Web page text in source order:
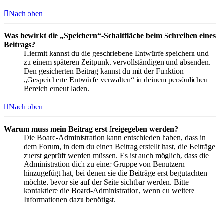
Nach oben
Was bewirkt die „Speichern“-Schaltfläche beim Schreiben eines
Beitrags?
Hiermit kannst du die geschriebene Entwürfe speichern und
zu einem späteren Zeitpunkt vervollständigen und absenden.
Den gesicherten Beitrag kannst du mit der Funktion
„Gespeicherte Entwürfe verwalten“ in deinem persönlichen
Bereich erneut laden.
Nach oben
Warum muss mein Beitrag erst freigegeben werden?
Die Board-Administration kann entschieden haben, dass in
dem Forum, in dem du einen Beitrag erstellt hast, die Beiträge
zuerst geprüft werden müssen. Es ist auch möglich, dass die
Administration dich zu einer Gruppe von Benutzern
hinzugefügt hat, bei denen sie die Beiträge erst begutachten
möchte, bevor sie auf der Seite sichtbar werden. Bitte
kontaktiere die Board-Administration, wenn du weitere
Informationen dazu benötigst.